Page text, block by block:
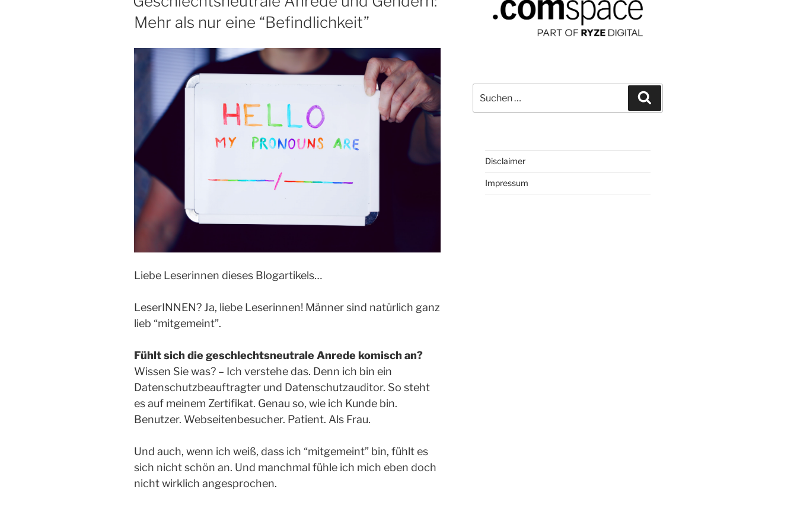
Mehr als nur eine “Befindlichkeit”
Liebe Leserinnen dieses Blogartikels…
LeserINNEN? Ja, liebe Leserinnen! Männer sind natürlich ganz
lieb “mitgemeint”.
Fühlt sich die geschlechtsneutrale Anrede komisch an?
Wissen Sie was? – Ich verstehe das. Denn ich bin ein
Datenschutzbeauftragter und Datenschutzauditor. So steht
es auf meinem Zertifikat. Genau so, wie ich Kunde bin.
Benutzer. Webseitenbesucher. Patient. Als Frau.
Und auch, wenn ich weiß, dass ich “mitgemeint” bin, fühlt es
sich nicht schön an. Und manchmal fühle ich mich eben doch
nicht wirklich angesprochen.
nach:
Disclaimer
Impressum